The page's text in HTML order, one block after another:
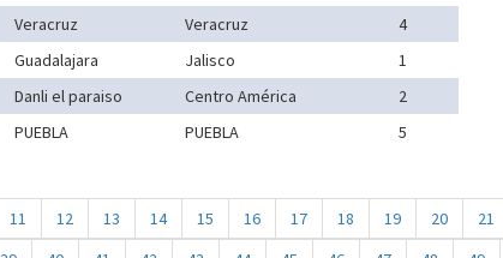
Veracruz Veracruz
4
Guadalajara Jalisco
1
Danli el paraiso Centro América
2
PUEBLA PUEBLA 5
11 12 13 14 15 16 17 18 19 20 21